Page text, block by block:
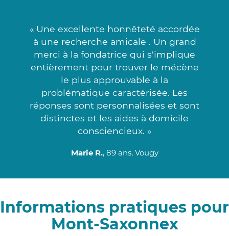
« Une excellente honnêteté accordée
à une recherche amicale . Un grand
merci à la fondatrice qui s'implique
entièrement pour trouver le mécène
le plus approuvable à la
problématique caractérisée. Les
réponses sont personnalisées et sont
distinctes et les aides à domicile
consciencieux. »
Marie R., 89 ans, Vougy
Informations pratiques pour
Mont-Saxonnex